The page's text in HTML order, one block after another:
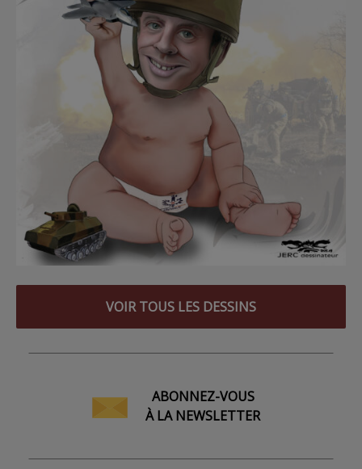
VOIR TOUS LES DESSINS
ABONNEZ-VOUS
À LA NEWSLETTER